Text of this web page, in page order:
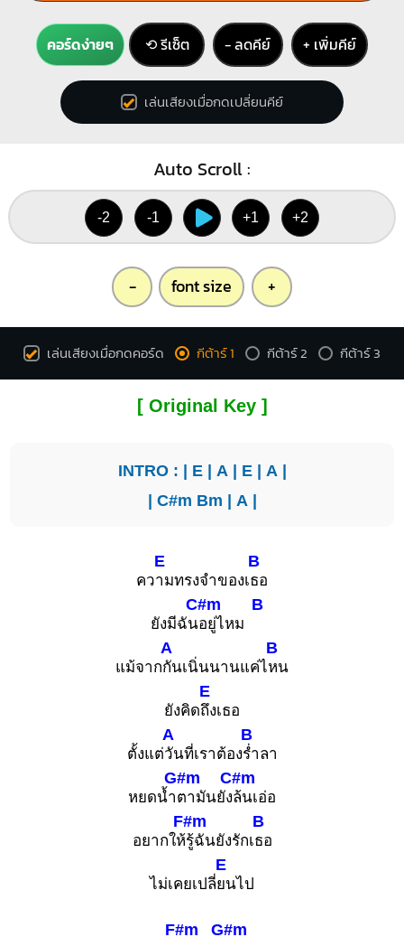
คอร์ดง่ายๆ ⟲ รีเซ็ต − ลดคีย์ + เพิ่มคีย์
เล่นเสียงเมื่อกดเปลี่ยนคีย์
Auto Scroll :
-2 -1 +1 +2
- font size +
เล่นเสียงเมื่อกดคอร์ด กีต้าร์ 1 กีต้าร์ 2 กีต้าร์ 3
[ Original Key ]
INTRO : | E| A | E| A |
| C#m Bm | A |
คว
E
ามทรงจำของเ
B
ธอ
ยังมีฉัน
C#m
อยู่ไหม
B
แม้จาก
A
กันเนิ่นนานแค่ไ
B
หน
ยังคิด
E
ถึงเธอ
ตั้งแต่
A
วันที่เราต้อง
B
ร่ำลา
หยดน้ำ
G#m
ตามันยัง
C#m
ล้นเอ่อ
อยากให้
F#m
รู้ฉันยังรักเ
B
ธอ
ไม่เคยเปลี่
E
ยนไป
F#m G#m